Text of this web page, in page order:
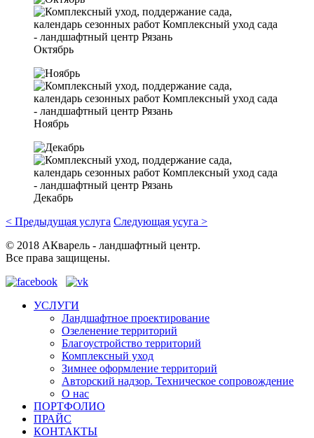
Октябрь
Ноябрь
Декабрь
< Предыдущая услуга Следующая усуга >
© 2018 АКварель - ландшафтный центр.
Все права защищены.
УСЛУГИ
Ландшафтное проектирование
Озеленение территорий
Благоустройство территорий
Комплексный уход
Зимнее оформление территорий
Авторский надзор. Техническое сопровождение
О нас
ПОРТФОЛИО
ПРАЙС
КОНТАКТЫ